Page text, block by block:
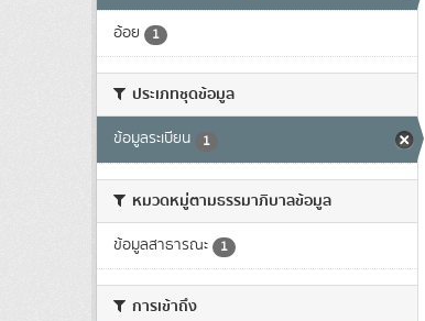
อ้อย 1
ประเภทชุดข้อมูล
ข้อมูลระเบียน 1
หมวดหมู่ตามธรรมาภิบาลข้อมูล
ข้อมูลสาธารณะ 1
การเข้าถึง